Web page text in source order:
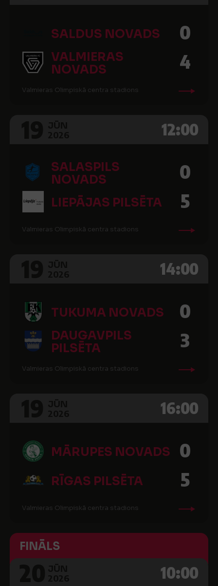
SALDUS NOVADS 0
VALMIERAS
NOVADS
4
Valmieras Olimpiskā centra stadions
12:00
SALASPILS
NOVADS
0
LIEPĀJAS PILSĒTA 5
Valmieras Olimpiskā centra stadions
14:00
TUKUMA NOVADS 0
DAUGAVPILS
PILSĒTA
3
Valmieras Olimpiskā centra stadions
16:00
MĀRUPES NOVADS 0
RĪGAS PILSĒTA 5
Valmieras Olimpiskā centra stadions
FINĀLS
10:00